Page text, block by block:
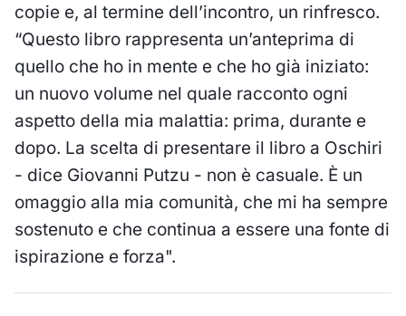
copie e, al termine dell’incontro, un rinfresco.
“Questo libro rappresenta un’anteprima di
quello che ho in mente e che ho già iniziato:
un nuovo volume nel quale racconto ogni
aspetto della mia malattia: prima, durante e
dopo. La scelta di presentare il libro a Oschiri
- dice Giovanni Putzu - non è casuale. È un
omaggio alla mia comunità, che mi ha sempre
sostenuto e che continua a essere una fonte di
ispirazione e forza".